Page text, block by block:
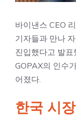
바이낸스 CEO
기자들과 만나
진입했다고 발
GOPAX의 인수
어졌다.
한국 시